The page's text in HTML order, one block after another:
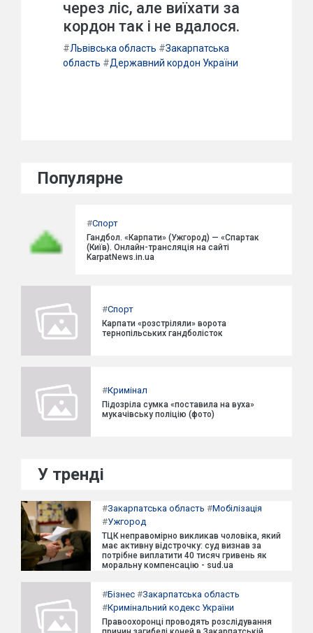
через ліс, але виїхати за
кордон так і не вдалося.
#Львівська область #Закарпатська
область #Державний кордон України
Популярне
#Спорт
Гандбол. «Карпати» (Ужгород) — «Спартак
(Київ). Онлайн-трансляція на сайті
KarpatNews.in.ua
#Спорт
Карпати «розстріляли» ворота
тернопільських гандболісток
#Кримінал
Підозріла сумка «поставила на вуха»
мукачівську поліцію (фото)
У тренді
#Закарпатська область #Мобілізація
#Ужгород
ТЦК неправомірно викликав чоловіка, який
має активну відстрочку: суд визнав за
потрібне виплатити 40 тисяч гривень як
моральну компенсацію - sud.ua
#Бізнес #Закарпатська область
#Кримінальний кодекс України
Правоохоронці проводять розслідування